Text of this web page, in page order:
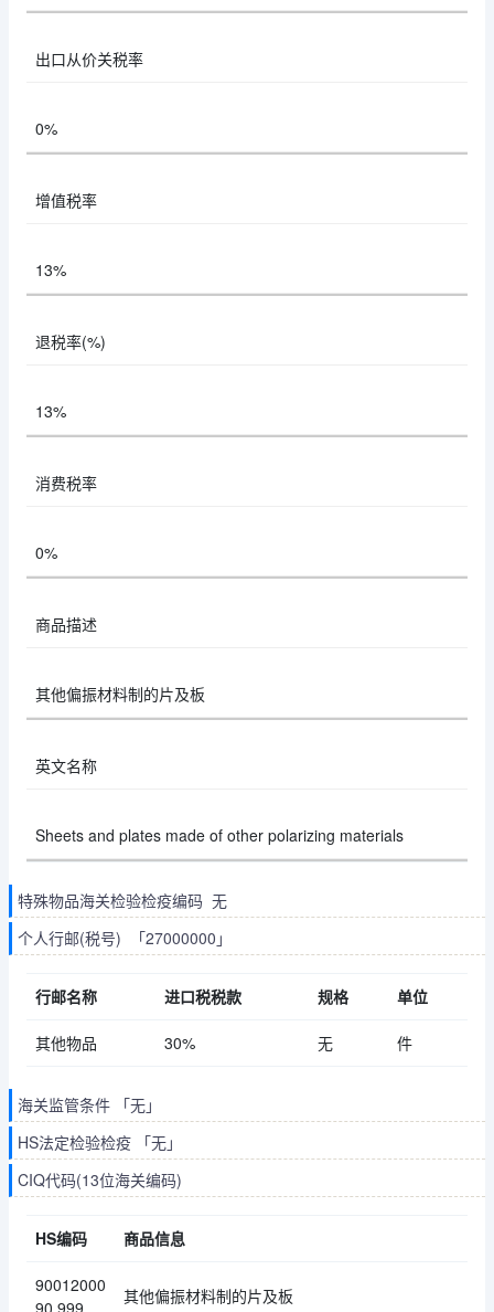
出口从价关税率
0%
增值税率
13%
退税率(%)
13%
消费税率
0%
商品描述
其他偏振材料制的片及板
英文名称
Sheets and plates made of other polarizing materials
特殊物品海关检验检疫编码 无
个人行邮(税号) 「27000000」
行邮名称 进口税税款 规格 单位
其他物品 30% 无 件
海关监管条件 「无」
HS法定检验检疫 「无」
CIQ代码(13位海关编码)
HS编码 商品信息
90012000
其他偏振材料制的片及板